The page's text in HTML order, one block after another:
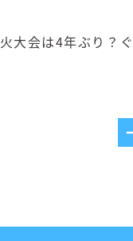
大会は4年ぶり？